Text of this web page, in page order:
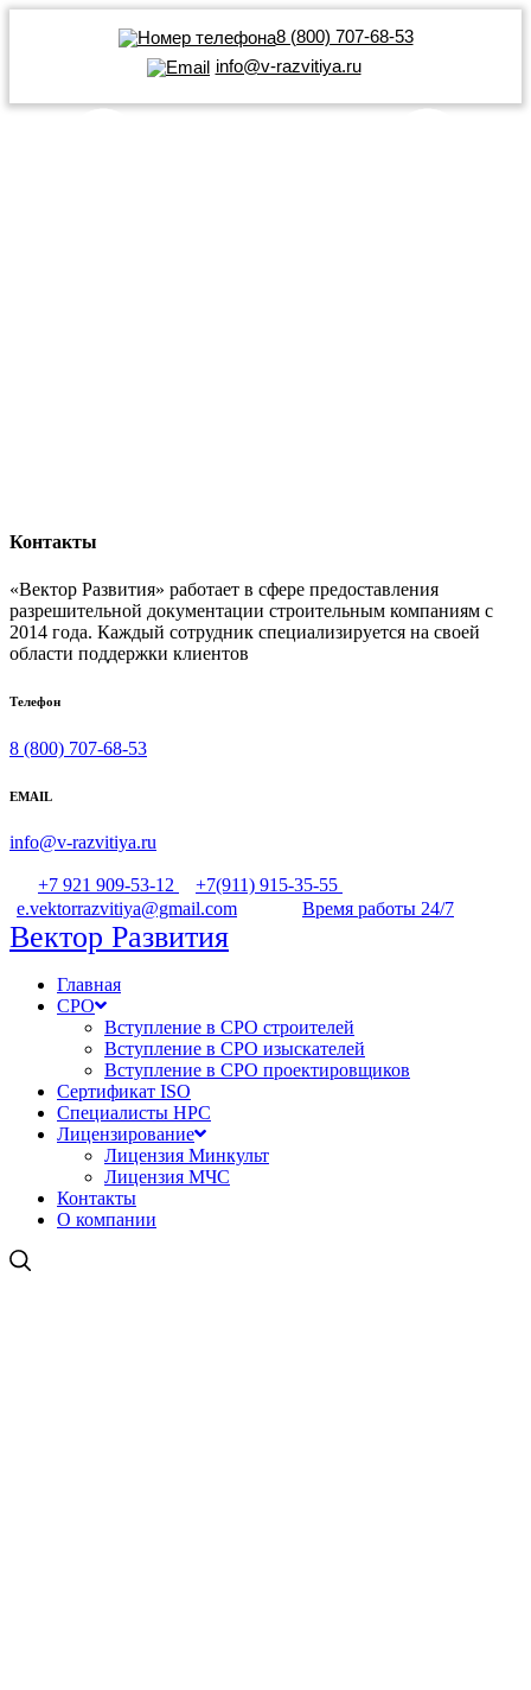
8 (800) 707-68-53
info@v-razvitiya.ru
Контакты
«Вектор Развития» работает в сфере предоставления
разрешительной документации строительным компаниям с
2014 года. Каждый сотрудник специализируется на своей
области поддержки клиентов
Телефон
8 (800) 707-68-53
EMAIL
info@v-razvitiya.ru
+7 921 909-53-12
+7(911) 915-35-55
e.vektorrazvitiya@gmail.com
Время работы 24/7
Вектор Развития
Главная
СРО
Вступление в СРО строителей
Вступление в СРО изыскателей
Вступление в СРО проектировщиков
Сертификат ISO
Специалисты НРС
Лицензирование
Лицензия Минкульт
Лицензия МЧС
Контакты
О компании